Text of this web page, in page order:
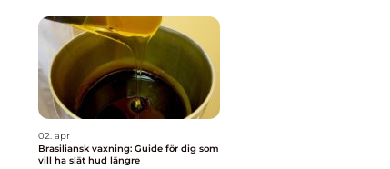
02. apr
Brasiliansk vaxning: Guide för dig som
vill ha slät hud längre